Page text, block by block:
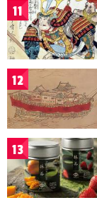
11
12
13